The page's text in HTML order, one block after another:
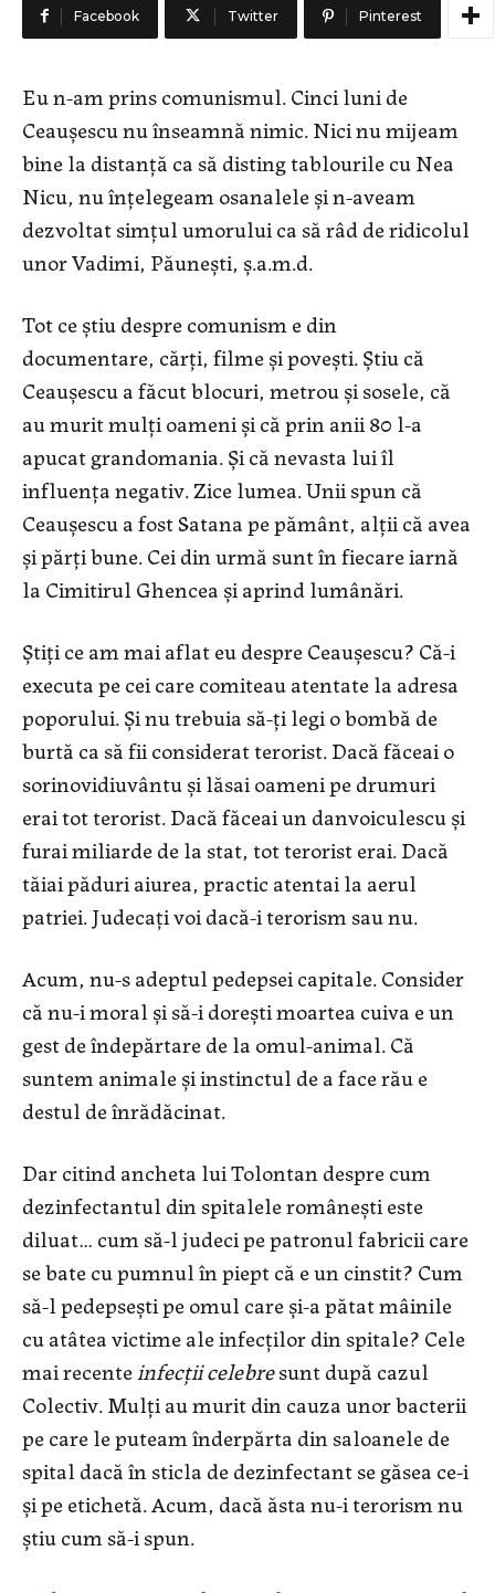
Facebook Twitter Pinterest
Eu n-am prins comunismul. Cinci luni de
Ceaușescu nu înseamnă nimic. Nici nu mijeam
bine la distanță ca să disting tablourile cu Nea
Nicu, nu înțelegeam osanalele și n-aveam
dezvoltat simțul umorului ca să râd de ridicolul
unor Vadimi, Păunești, ș.a.m.d.
Tot ce știu despre comunism e din
documentare, cărți, filme și povești. Știu că
Ceaușescu a făcut blocuri, metrou și sosele, că
au murit mulți oameni și că prin anii 80 l-a
apucat grandomania. Și că nevasta lui îl
influența negativ. Zice lumea. Unii spun că
Ceaușescu a fost Satana pe pământ, alții că avea
și părți bune. Cei din urmă sunt în fiecare iarnă
la Cimitirul Ghencea și aprind lumânări.
Știți ce am mai aflat eu despre Ceaușescu? Că-i
executa pe cei care comiteau atentate la adresa
poporului. Și nu trebuia să-ți legi o bombă de
burtă ca să fii considerat terorist. Dacă făceai o
sorinovidiuvântu și lăsai oameni pe drumuri
erai tot terorist. Dacă făceai un danvoiculescu și
furai miliarde de la stat, tot terorist erai. Dacă
tăiai păduri aiurea, practic atentai la aerul
patriei. Judecați voi dacă-i terorism sau nu.
Acum, nu-s adeptul pedepsei capitale. Consider
că nu-i moral și să-i dorești moartea cuiva e un
gest de îndepărtare de la omul-animal. Că
suntem animale și instinctul de a face rău e
destul de înrădăcinat.
Dar citind ancheta lui Tolontan despre cum
dezinfectantul din spitalele românești este
diluat… cum să-l judeci pe patronul fabricii care
se bate cu pumnul în piept că e un cinstit? Cum
să-l pedepsești pe omul care și-a pătat mâinile
cu atâtea victime ale infecților din spitale? Cele
mai recente infecții celebresunt după cazul
Colectiv. Mulți au murit din cauza unor bacterii
pe care le puteam înderpărta din saloanele de
spital dacă în sticla de dezinfectant se găsea ce-i
și pe etichetă. Acum, dacă ăsta nu-i terorism nu
știu cum să-i spun.